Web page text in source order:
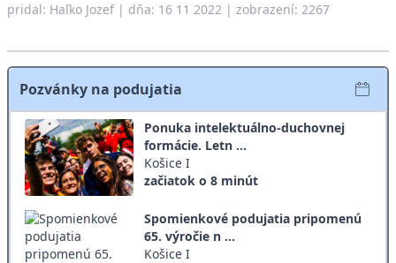
pridal: Haľko Jozef| dňa: 16 11 2022 | zobrazení: 2267
Pozvánky na podujatia
Ponuka intelektuálno-duchovnej
formácie. Letn ...
Košice I
začiatok o 8 minút
Spomienkové podujatia pripomenú
65. výročie n ...
Košice I